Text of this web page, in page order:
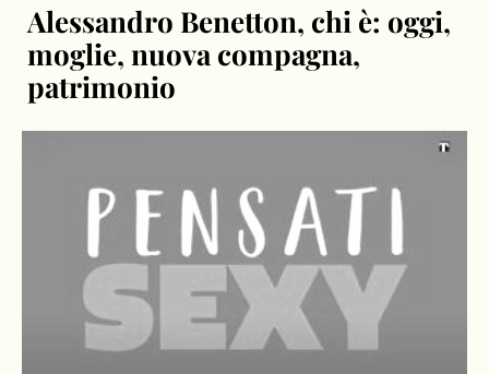
Alessandro Benetton, chi è: oggi,
moglie, nuova compagna,
patrimonio